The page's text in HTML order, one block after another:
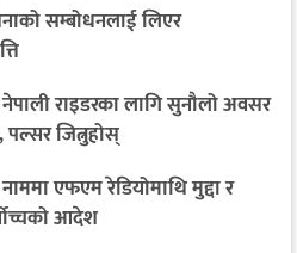
सम्बोधनलाई लिएर
राइडरका लागि सुनौलो अवसर
जित्नुहोस्
एफएम रेडियोमाथि मुद्दा र
आदेश